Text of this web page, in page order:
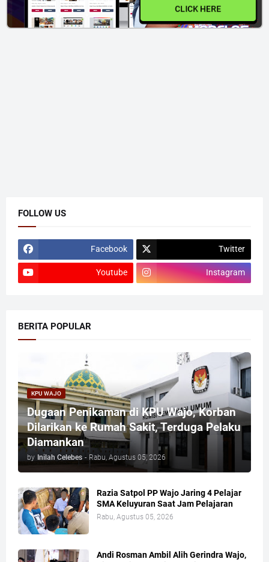
CLICK HERE
FOLLOW US
Facebook Twitter
Youtube Instagram
BERITA POPULAR
KPU WAJO
Dugaan Penikaman di KPU Wajo, Korban
Dilarikan ke Rumah Sakit, Terduga Pelaku
Diamankan
by Inilah Celebes - Rabu, Agustus 05, 2026
Razia Satpol PP Wajo Jaring 4 Pelajar
SMA Keluyuran Saat Jam Pelajaran
Rabu, Agustus 05, 2026
Andi Rosman Ambil Alih Gerindra Wajo,